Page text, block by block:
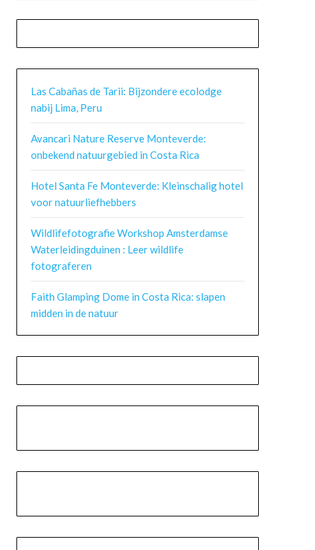
Las Cabañas de Tarii: Bijzondere ecolodge
nabij Lima, Peru
Avancari Nature Reserve Monteverde:
onbekend natuurgebied in Costa Rica
Hotel Santa Fe Monteverde: Kleinschalig hotel
voor natuurliefhebbers
Wildlifefotografie Workshop Amsterdamse
Waterleidingduinen : Leer wildlife
fotograferen
Faith Glamping Dome in Costa Rica: slapen
midden in de natuur